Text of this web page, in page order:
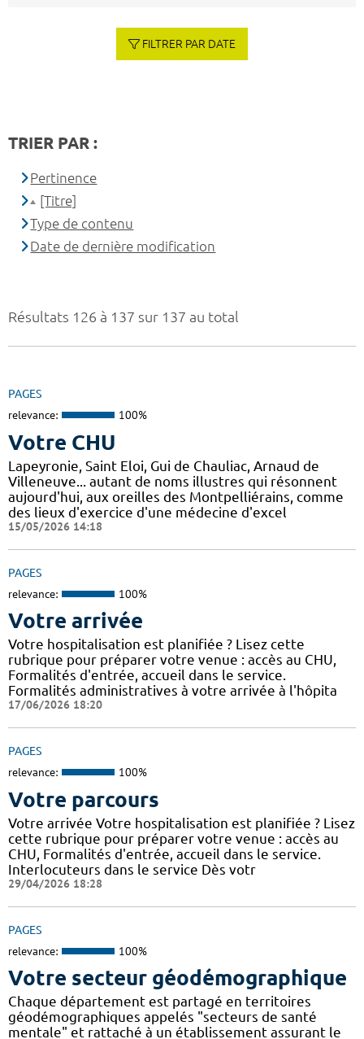
Résultats 126 à 137 sur 137 au total
PAGES
relevance: 100%
Votre CHU
Lapeyronie, Saint Eloi, Gui de Chauliac, Arnaud de
Villeneuve... autant de noms illustres qui résonnent
aujourd'hui, aux oreilles des Montpelliérains, comme
des lieux d'exercice d'une médecine d'excel
15/05/2026 14:18
PAGES
relevance: 100%
Votre arrivée
Votre hospitalisation est planifiée ? Lisez cette
rubrique pour préparer votre venue : accès au CHU,
Formalités d'entrée, accueil dans le service.
Formalités administratives à votre arrivée à l'hôpita
17/06/2026 18:20
PAGES
relevance: 100%
Votre parcours
Votre arrivée Votre hospitalisation est planifiée ? Lisez
cette rubrique pour préparer votre venue : accès au
CHU, Formalités d'entrée, accueil dans le service.
Interlocuteurs dans le service Dès votr
29/04/2026 18:28
PAGES
relevance: 100%
Votre secteur géodémographique
Chaque département est partagé en territoires
géodémographiques appelés "secteurs de santé
mentale" et rattaché à un établissement assurant le
FILTRER PAR DATE
TRIER PAR :
Pertinence
[Titre]
Type de contenu
Date de dernière modification